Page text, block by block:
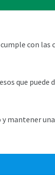
con las
que puede
y mantener